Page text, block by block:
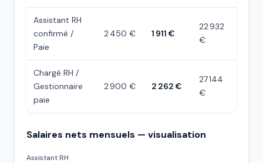
Assistant RH
confirmé /
Paie
2 450 € 1 911 €
22 932
€
Chargé RH /
Gestionnaire
paie
2 900 € 2 262 €
27 144
€
Salaires nets mensuels — visualisation
Assistant RH